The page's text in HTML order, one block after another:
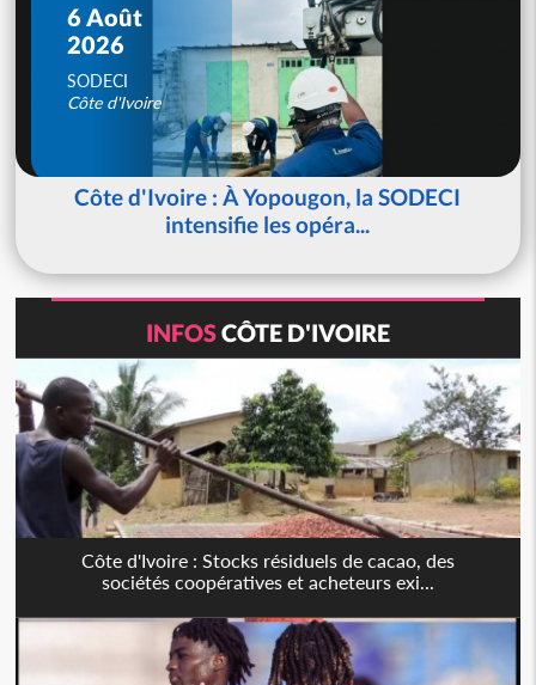
6 Août
2026
SODECI
Côte d'Ivoire
Côte d'Ivoire : À Yopougon, la SODECI
intensifie les opéra...
INFOSCÔTE D'IVOIRE
Côte d'Ivoire : Stocks résiduels de cacao, des
sociétés coopératives et acheteurs exi...